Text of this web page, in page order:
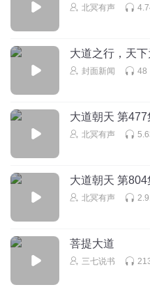
北冥有声
大道之行，天下
封面新闻 48
大道朝天 第
北冥有声
大道朝天 第804
北冥有声
菩提大道
三七说书